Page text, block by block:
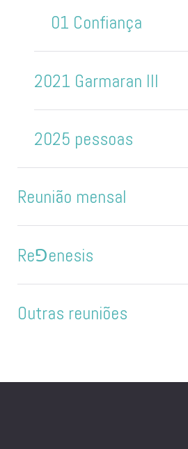
01 Confiança
2021 Garmaran III
2025 pessoas
Reunião mensal
Re⅁enesis
Outras reuniões